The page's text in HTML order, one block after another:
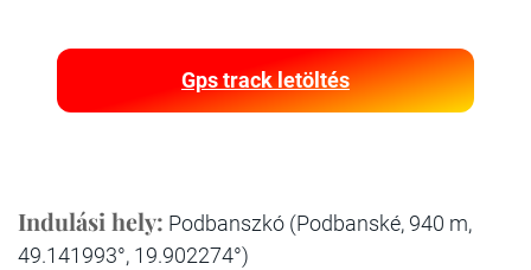
Gps track letöltés
Indulási hely: Podbanszkó (Podbanské, 940 m,
49.141993°, 19.902274°)